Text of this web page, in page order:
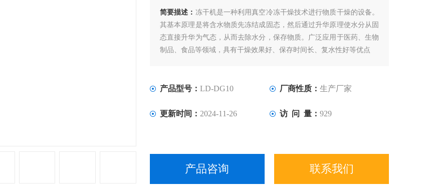
简要描述： 冻干机是一种利用真空冷冻干燥技术进行物质干燥的设备。
其基本原理是将含水物质先冻结成固态，然后通过升华原理使水分从固
态直接升华为气态，从而去除水分，保存物质。广泛应用于医药、生物
制品、食品等领域，具有干燥效果好、保存时间长、复水性好等优点
产品型号： LD-DG10 厂商性质： 生产厂家
更新时间： 2024-11-26 访 问 量： 929
产品咨询 联系我们